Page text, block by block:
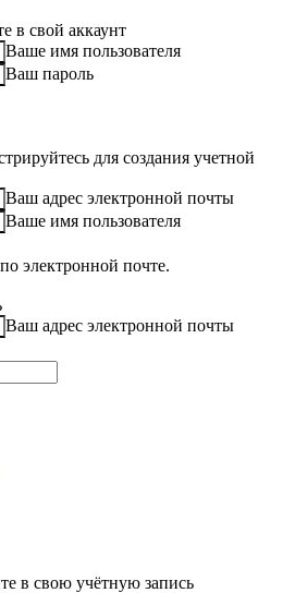
в свой аккаунт
Ваше имя пользователя
Ваш пароль
для создания учетной
Ваш адрес электронной почты
Ваше имя пользователя
электронной почте.
Ваш адрес электронной почты
в свою учётную запись